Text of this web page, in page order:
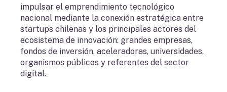
impulsar el emprendimiento tecnológico
nacional mediante la conexión estratégica entre
startups chilenas y los principales actores del
ecosistema de innovación: grandes empresas,
fondos de inversión, aceleradoras, universidades,
organismos públicos y referentes del sector
digital.